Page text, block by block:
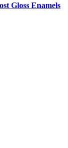
Gloss Enamels